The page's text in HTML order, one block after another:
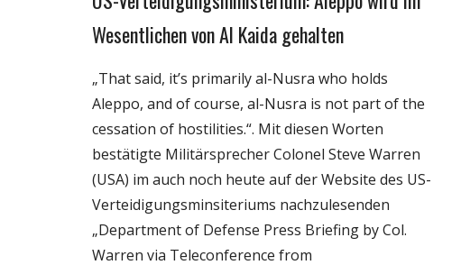
Medien
Wissenschaft
Wesentlichen von Al Kaida gehalten
„That said, it’s primarily al-Nusra who holds
Aleppo, and of course, al-Nusra is not part of the
cessation of hostilities.“. Mit diesen Worten
bestätigte Militärsprecher Colonel Steve Warren
(USA) im auch noch heute auf der Website des US-
Verteidigungsminsiteriums nachzulesenden
„Department of Defense Press Briefing by Col.
Warren via Teleconference from